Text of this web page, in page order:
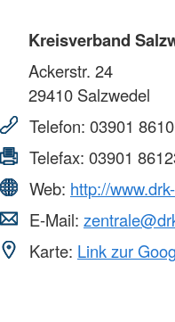
Kreisverband
Ackerstr. 24
29410 Salzwedel
Telefon: 03901 8610
Telefax: 03901
Web: http://
E-Mail:
Karte: Link zur